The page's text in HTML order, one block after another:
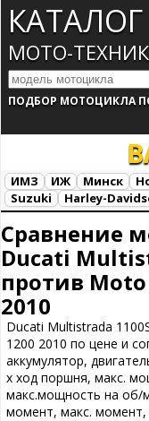
КАТАЛОГ
МОТО-
ПОДБОР МОТОЦИКЛА
ИМЗ ИЖ Минск
Suzuki
Harley-
Сравнение
Ducati
против Moto
2010
Ducati Multistrada
1200 2010 по цене и
аккумулятор,
х ход поршня, макс.
макс.мощность на об/
момент, макс. момент,